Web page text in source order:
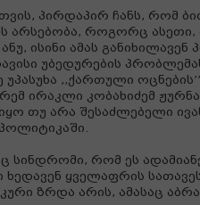
პირდაპირ ჩანს, რომ
არსებობა, როგორც ასეთი,
ისინი ამას
უბედურების
უპასუხა ,,ქართული ოცნების’’
ირაკლი კობახიძემ
თუ არა შესაძლებელი
სინდრომი, რომ ეს
ყველაფრის
ზრდა არის, ამასაც